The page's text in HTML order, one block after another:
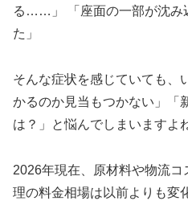
る……」 「座面の一部が沈み
た」
そんな症状を感じていても、
かるのか見当もつかない」「
は？」と悩んでしまいますよ
2026年現在、原材料や物流
理の料金相場は以前よりも変